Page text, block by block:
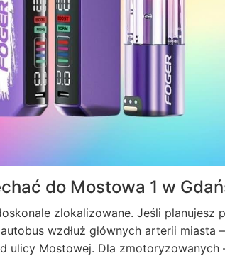
do Mostowa 1 w
zlokalizowane. Jeśli planujesz
wzdłuż głównych arterii miasta
ulicy Mostowej. Dla